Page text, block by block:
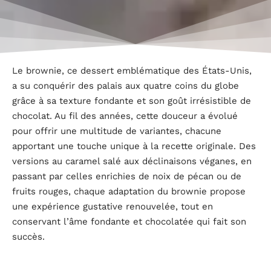
Le brownie, ce dessert emblématique des États-Unis,
a su conquérir des palais aux quatre coins du globe
grâce à sa texture fondante et son goût irrésistible de
chocolat. Au fil des années, cette douceur a évolué
pour offrir une multitude de variantes, chacune
apportant une touche unique à la recette originale. Des
versions au caramel salé aux déclinaisons véganes, en
passant par celles enrichies de noix de pécan ou de
fruits rouges, chaque adaptation du brownie propose
une expérience gustative renouvelée, tout en
conservant l’âme fondante et chocolatée qui fait son
succès.